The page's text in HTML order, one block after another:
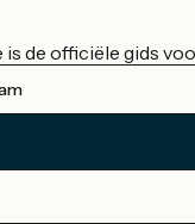
is de officiële gids